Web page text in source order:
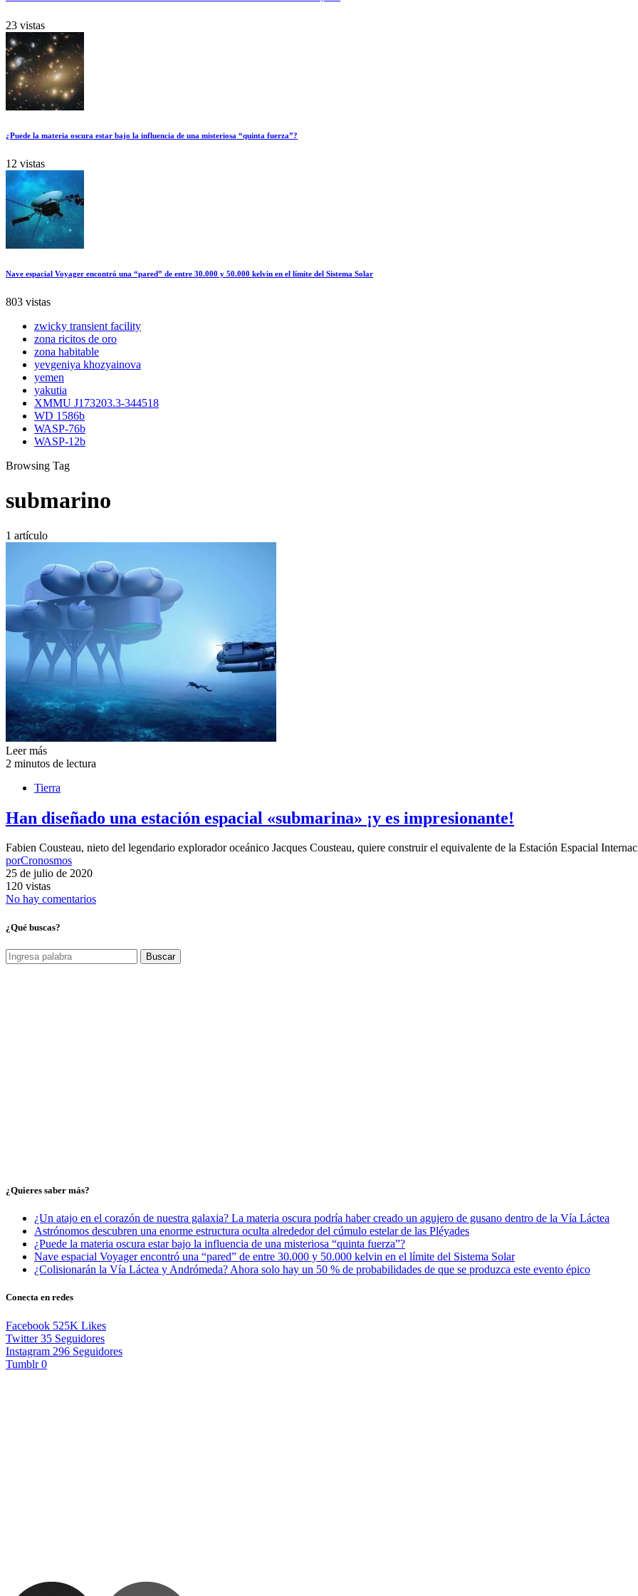
23 vistas
¿Puede la materia oscura estar bajo la influencia de una misteriosa “quinta fuerza”?
12 vistas
Nave espacial Voyager encontró una “pared” de entre 30.000 y 50.000 kelvin en el límite del Sistema Solar
803 vistas
zwicky transient facility
zona ricitos de oro
zona habitable
yevgeniya khozyainova
yemen
yakutia
XMMU J173203.3-344518
WD 1586b
WASP-76b
WASP-12b
Browsing Tag
submarino
1 artículo
Leer más
2 minutos de lectura
Tierra
Han diseñado una estación espacial «submarina» ¡y es impresionante!
Fabien Cousteau, nieto del legendario explorador oceánico Jacques Cousteau, quiere construir el equivalente de la Estación Espacial
porCronosmos
25 de julio de 2020
120 vistas
No hay comentarios
¿Qué buscas?
Buscar
¿Quieres saber más?
¿Un atajo en el corazón de nuestra galaxia? La materia oscura podría haber creado un agujero de gusano dentro de la Vía Láctea
Astrónomos descubren una enorme estructura oculta alrededor del cúmulo estelar de las Pléyades
¿Puede la materia oscura estar bajo la influencia de una misteriosa “quinta fuerza”?
Nave espacial Voyager encontró una “pared” de entre 30.000 y 50.000 kelvin en el límite del Sistema Solar
¿Colisionarán la Vía Láctea y Andrómeda? Ahora solo hay un 50 % de probabilidades de que se produzca este evento épico
Conecta en redes
Facebook 525K Likes
Twitter 35 Seguidores
Instagram 296 Seguidores
Tumblr 0